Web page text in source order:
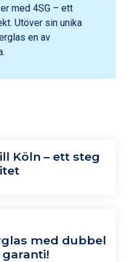
med 4SG – ett
Utöver sin unika
en av
Köln – ett steg
med dubbel